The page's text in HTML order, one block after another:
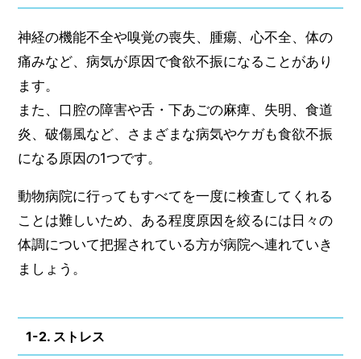
神経の機能不全や嗅覚の喪失、腫瘍、心不全、体の
痛みなど、病気が原因で食欲不振になることがあり
ます。
また、口腔の障害や舌・下あごの麻痺、失明、食道
炎、破傷風など、さまざまな病気やケガも食欲不振
になる原因の1つです。
動物病院に行ってもすべてを一度に検査してくれる
ことは難しいため、ある程度原因を絞るには日々の
体調について把握されている方が病院へ連れていき
ましょう。
1-2. ストレス